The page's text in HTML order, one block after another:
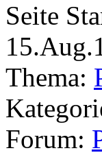
Seite
Thema:
Forum: